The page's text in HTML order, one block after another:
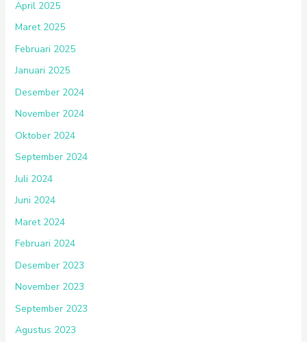
April 2025
Maret 2025
Februari 2025
Januari 2025
Desember 2024
November 2024
Oktober 2024
September 2024
Juli 2024
Juni 2024
Maret 2024
Februari 2024
Desember 2023
November 2023
September 2023
Agustus 2023